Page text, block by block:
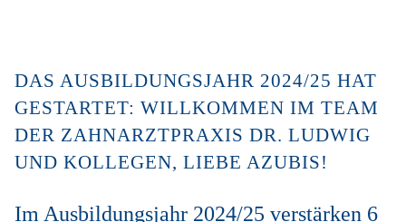
DAS AUSBILDUNGSJAHR 2024/25 HAT
GESTARTET: WILLKOMMEN IM TEAM
DER ZAHNARZTPRAXIS DR. LUDWIG
UND KOLLEGEN, LIEBE AZUBIS!
Im Ausbildungsjahr 2024/25 verstärken 6